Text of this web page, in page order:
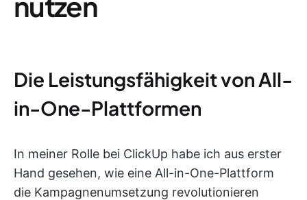
Die Leistungsfähigkeit von All-
in-One-Plattformen
In meiner Rolle bei ClickUp habe ich aus erster
Hand gesehen, wie eine All-in-One-Plattform
die Kampagnenumsetzung revolutionieren